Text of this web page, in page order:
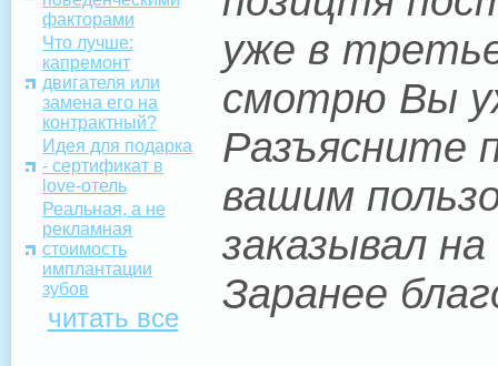
факторами
Что лучше:
капремонт
двигателя или
замена его на
контрактный?
Идея для подарка
- сертификат в
love-отель
Реальная, а не
рекламная
стоимость
имплантации
зубов
читать все
уже в
смотрю Вы
Разъясните
вашим
заказывал
Заранее